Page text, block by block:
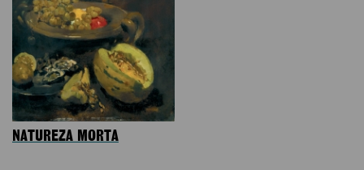
NATUREZA MORTA